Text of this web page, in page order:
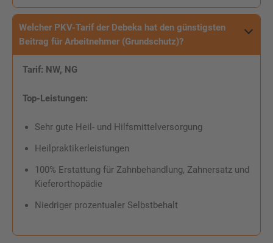
Welcher PKV-Tarif der Debeka hat den günstigsten
Beitrag für Arbeitnehmer (Grundschutz)?
Tarif: NW, NG
Top-Leistungen:
Sehr gute Heil- und Hilfsmittelversorgung
Heilpraktikerleistungen
100% Erstattung für Zahnbehandlung, Zahnersatz und
Kieferorthopädie
Niedriger prozentualer Selbstbehalt